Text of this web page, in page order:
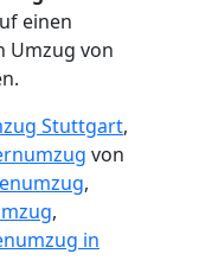
einen
Umzug von
Stuttgart,
von
,
,
in